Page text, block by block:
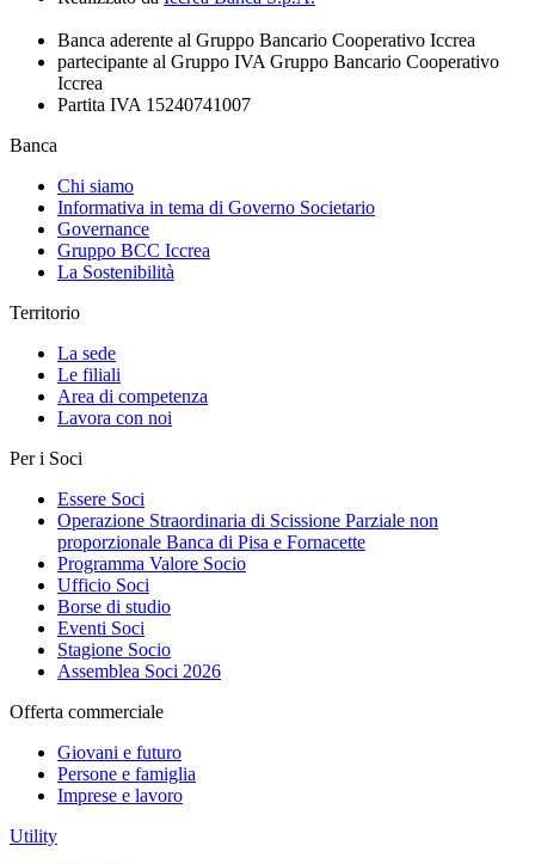
Banca aderente al Gruppo Bancario Cooperativo Iccrea
partecipante al Gruppo IVA Gruppo Bancario Cooperativo
Iccrea
Partita IVA 15240741007
Banca
Chi siamo
Informativa in tema di Governo Societario
Governance
Gruppo BCC Iccrea
La Sostenibilità
Territorio
La sede
Le filiali
Area di competenza
Lavora con noi
Per i Soci
Essere Soci
Operazione Straordinaria di Scissione Parziale non
proporzionale Banca di Pisa e Fornacette
Programma Valore Socio
Ufficio Soci
Borse di studio
Eventi Soci
Stagione Socio
Assemblea Soci 2026
Offerta commerciale
Giovani e futuro
Persone e famiglia
Imprese e lavoro
Utility